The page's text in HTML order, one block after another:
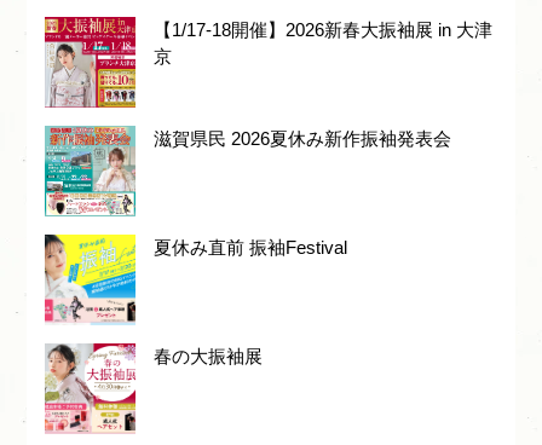
【1/17-18開催】2026新春大振袖展 in 大津
京
滋賀県民 2026夏休み新作振袖発表会
夏休み直前 振袖Festival
春の大振袖展